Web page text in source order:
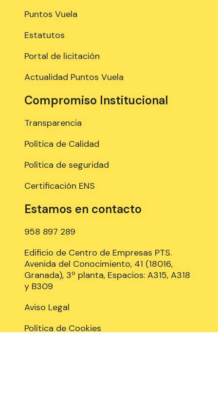
Puntos Vuela
Estatutos
Portal de licitación
Actualidad Puntos Vuela
Compromiso Institucional
Transparencia
Política de Calidad
Política de seguridad
Certificación ENS
Estamos en contacto
958 897 289
Edificio de Centro de Empresas PTS.
Avenida del Conocimiento, 41 (18016,
Granada), 3º planta, Espacios: A315, A318
y B309
Aviso Legal
Política de Cookies